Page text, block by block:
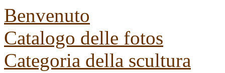
Benvenuto
Catalogo delle fotos
Categoria della scultura